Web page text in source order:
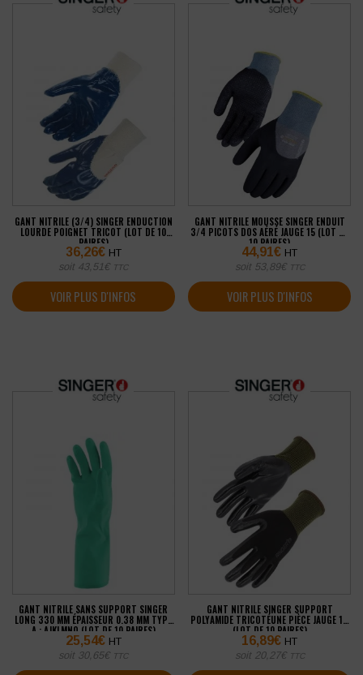
GANT NITRILE (3/4) SINGER ENDUCTION
LOURDE POIGNET TRICOT (LOT DE 10
PAIRES)
36,26€ HT
soit 43,51 € TTC
VOIR PLUS D'INFOS
GANT NITRILE MOUSSE SINGER ENDUIT
3/4 PICOTS DOS AÉRÉ JAUGE 15 (LOT DE
10 PAIRES)
44,91€ HT
soit 53,89€ TTC
VOIR PLUS D'INFOS
GANT NITRILE SANS SUPPORT SINGER
LONG 330 MM ÉPAISSEUR 0.38 MM TYPE
A : AJKLMNO (LOT DE 10 PAIRES)
25,54€ HT
soit 30,65€ TTC
GANT NITRILE SINGER SUPPORT
POLYAMIDE TRICOTÉUNE PIÈCE JAUGE 13
(LOT DE 10 PAIRES)
16,89€ HT
soit 20,27€ TTC